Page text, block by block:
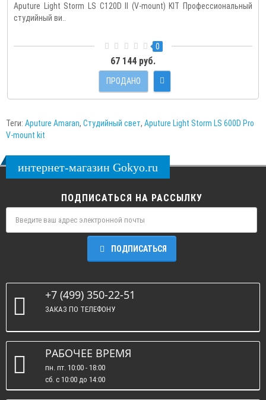
Aputure Light Storm LS C120D II (V-mount) KIT Профессиональный
студийный ви..
0
67 144 руб.
ПРОДАНО
Теги: Aputure Amaran, Студийный свет, Aputure Light Storm LS 600D Pro
V-mount kit
интернет-магазин Gokyo.ru
ПОДПИСАТЬСЯ НА РАССЫЛКУ
ПОДПИСАТЬСЯ
+7 (499) 350-22-51
ЗАКАЗ ПО ТЕЛЕФОНУ
РАБОЧЕЕ ВРЕМЯ
пн. пт. 10:00 - 18:00
сб. c 10:00 до 14:00
вс. : выходные.